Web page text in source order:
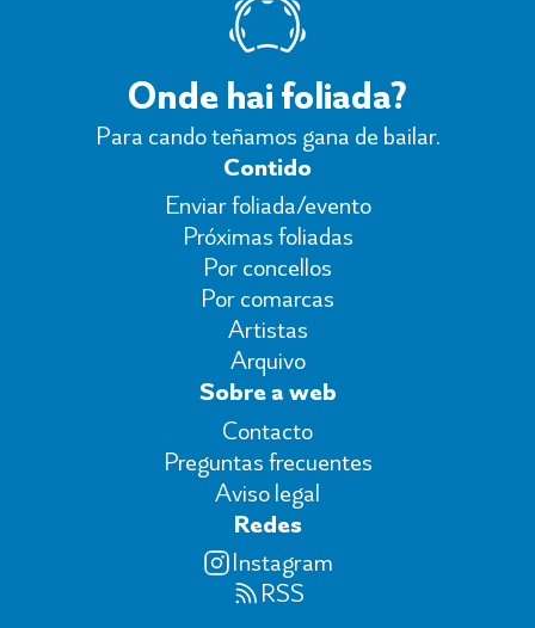
Onde hai foliada?
Para cando teñamos gana de bailar.
Contido
Enviar foliada/evento
Próximas foliadas
Por concellos
Por comarcas
Artistas
Arquivo
Sobre a web
Contacto
Preguntas frecuentes
Aviso legal
Redes
Instagram
RSS